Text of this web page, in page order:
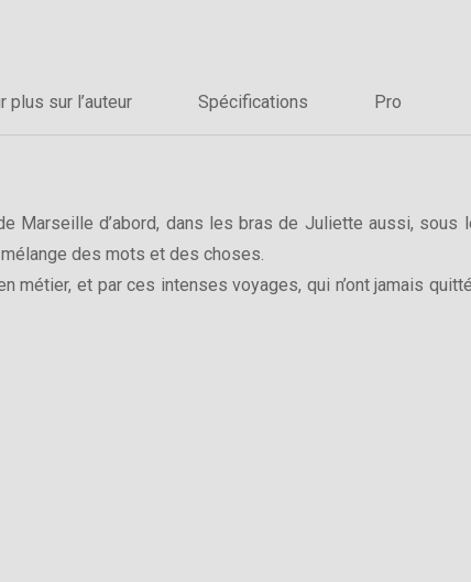
plus sur l’auteur Spécifications Pro
d’abord, dans les bras de Juliette aussi, sous
des mots et des choses.
métier, et par ces intenses voyages, qui n’ont jamais